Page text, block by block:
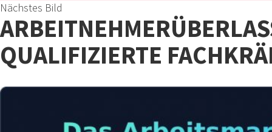
Nächstes Bild
QUALIFIZIERTE